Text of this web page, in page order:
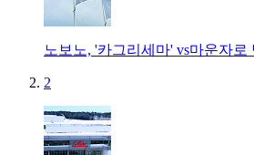
노보노, '카그리세마' vs마운자로
2